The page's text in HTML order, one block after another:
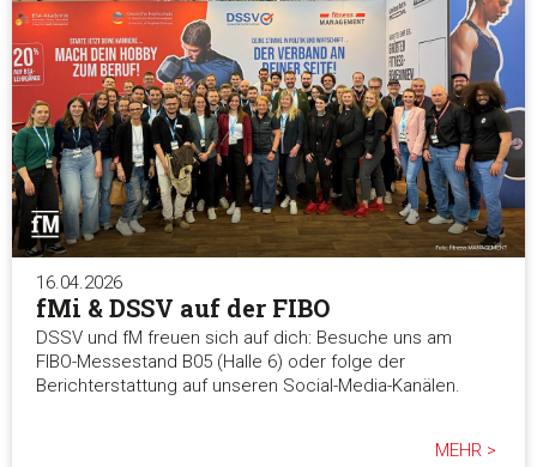
16.04.2026
fMi & DSSV auf der FIBO
DSSV und fM freuen sich auf dich: Besuche uns am
FIBO-Messestand B05 (Halle 6) oder folge der
Berichterstattung auf unseren Social-Media-Kanälen.
MEHR >